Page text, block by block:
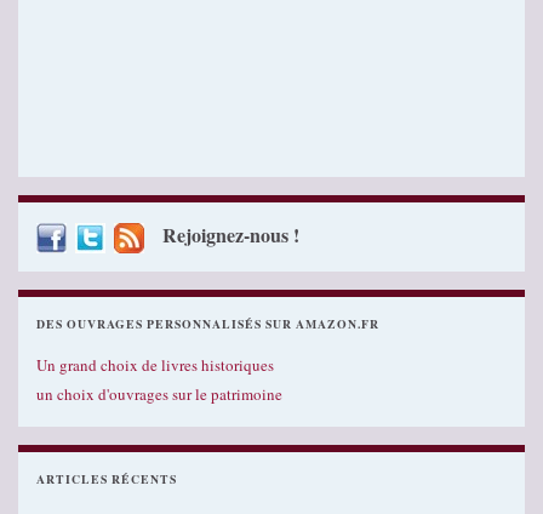
Rejoignez-nous !
DES OUVRAGES PERSONNALISÉS SUR AMAZON.FR
Un grand choix de livres historiques
un choix d'ouvrages sur le patrimoine
ARTICLES RÉCENTS